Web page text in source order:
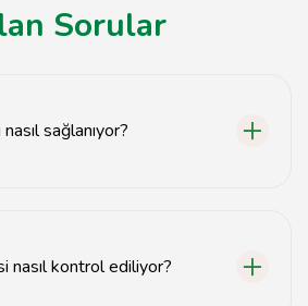
Sorular
sağlanıyor?
nasıl kontrol ediliyor?